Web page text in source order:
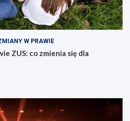
W PRAWIE
ZUS: co zmienia się dla